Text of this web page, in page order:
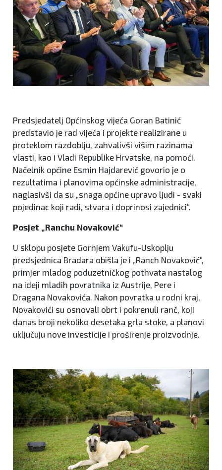
Predsjedatelj Općinskog vijeća Goran Batinić
predstavio je rad vijeća i projekte realizirane u
proteklom razdoblju, zahvalivši višim razinama
vlasti, kao i Vladi Republike Hrvatske, na pomoći.
Načelnik općine Esmin Hajdarević govorio je o
rezultatima i planovima općinske administracije,
naglasivši da su „snaga općine upravo ljudi - svaki
pojedinac koji radi, stvara i doprinosi zajednici“.
Posjet „Ranchu Novaković“
U sklopu posjete Gornjem Vakufu-Uskoplju
predsjednica Bradara obišla je i „Ranch Novaković“,
primjer mladog poduzetničkog pothvata nastalog
na ideji mladih povratnika iz Austrije, Pere i
Dragana Novakovića. Nakon povratka u rodni kraj,
Novakovići su osnovali obrt i pokrenuli ranč, koji
danas broji nekoliko desetaka grla stoke, a planovi
uključuju nove investicije i proširenje proizvodnje.